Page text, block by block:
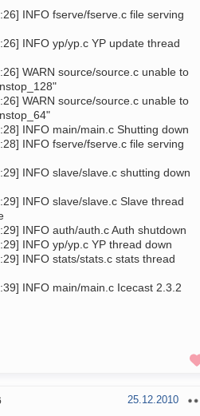
INFO fserve/fserve.c file serving
INFO yp/yp.c YP update thread
WARN source/source.c unable to
WARN source/source.c unable to
INFO main/main.c Shutting down
INFO fserve/fserve.c file serving
INFO slave/slave.c shutting down
INFO slave/slave.c Slave thread
INFO auth/auth.c Auth shutdown
INFO yp/yp.c YP thread down
INFO stats/stats.c stats thread
INFO main/main.c Icecast 2.3.2
25.12.2010